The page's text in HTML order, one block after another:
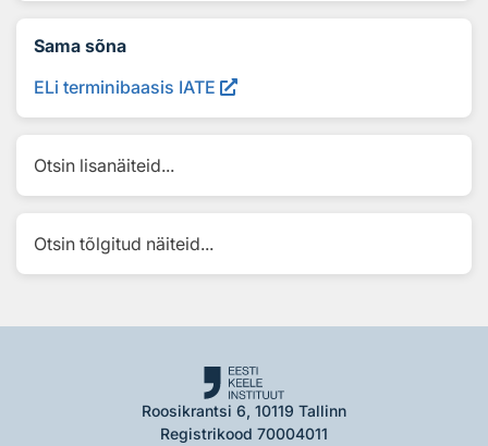
Sama sõna
ELi terminibaasis IATE
Otsin lisanäiteid...
Otsin tõlgitud näiteid...
Roosikrantsi 6, 10119 Tallinn
Registrikood 70004011